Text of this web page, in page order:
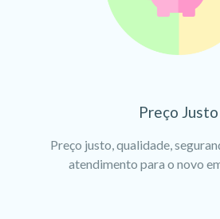
Preço Justo
Preço justo, qualidade,
atendimento para o novo